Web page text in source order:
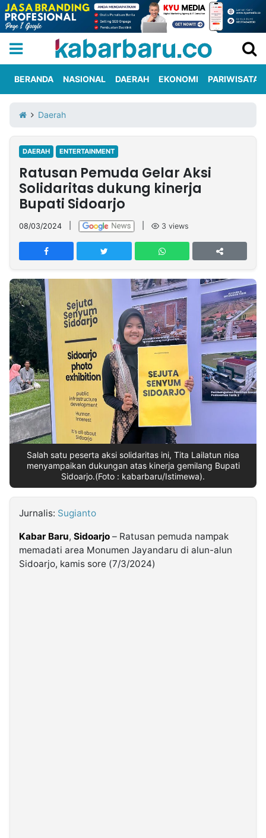
Iklan
Berita
Kami
Nasional
International
Olahraga
Entertainment
Daerah
Pariwisata
Kuliner
Kolom
Network
PT
TREETAN
INDONESIA
Partner
Insight
NTB
Suara
Time
Lens
IDN
Daily
Jogja
Jalan
Rakyat
Idealita
News
Kita
Notice
Radar
Baru
Seedbacklink
Follow
Kabarbaru
Kabarbaru.co
BERANDA NASIONAL DAERAH EKONOMI PARIWISATA
Daerah
DAERAH ENTERTAINMENT
Ratusan Pemuda Gelar Aksi
Solidaritas dukung kinerja
Bupati Sidoarjo
08/03/2024 3 views
Salah satu peserta aksi solidaritas ini, Tita Lailatun nisa
menyampaikan dukungan atas kinerja gemilang Bupati
Sidoarjo.(Foto : kabarbaru/Istimewa).
Jurnalis: Sugianto
Kabar Baru, Sidoarjo – Ratusan pemuda nampak
memadati area Monumen Jayandaru di alun-alun
Sidoarjo, kamis sore (7/3/2024)